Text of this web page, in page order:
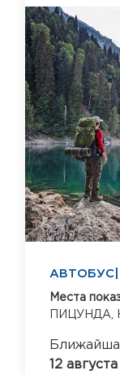
Места
ПИЦУНДА,
12